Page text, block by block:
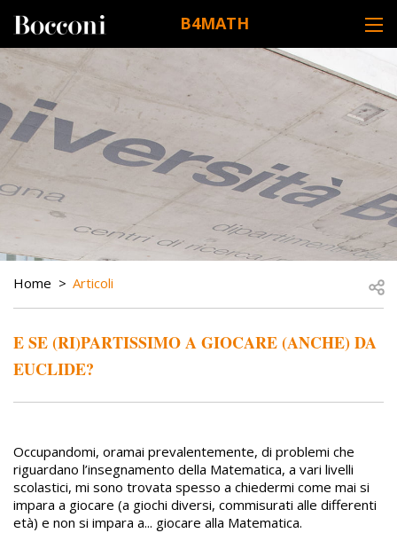
B4MATH
DESK NAVIGATION
BREADCRUMB
Home Articoli
E SE (RI)PARTISSIMO A GIOCARE (ANCHE) DA
EUCLIDE?
Occupandomi, oramai prevalentemente, di problemi che
riguardano l’insegnamento della Matematica, a vari livelli
scolastici, mi sono trovata spesso a chiedermi come mai si
impara a giocare (a giochi diversi, commisurati alle differenti
età) e non si impara a... giocare alla Matematica.